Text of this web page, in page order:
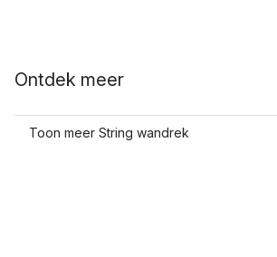
Ontdek meer
Toon meer String wandrek